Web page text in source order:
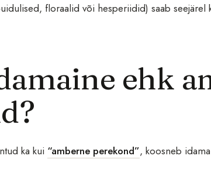
floraalid või hesperiidid) saab seejärel
ehk
ka kui “amberne perekond”, koosneb